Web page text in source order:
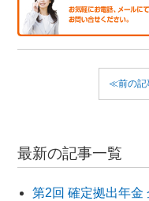
≪前の記
最新の記事一覧
第2回 確定拠出年金